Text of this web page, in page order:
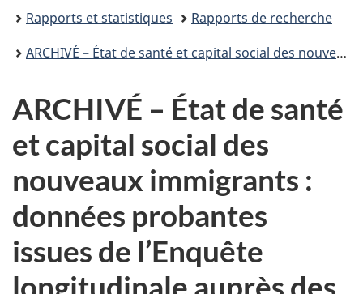
Rapports et statistiques
Rapports de recherche
ARCHIVÉ – État de santé et capital social des nouveaux immigrants : données probantes issues de l’Enquête longitudinale auprès des immigrants du Canada
ARCHIVÉ – État de santé
et capital social des
nouveaux immigrants :
données probantes
issues de l’Enquête
longitudinale auprès des